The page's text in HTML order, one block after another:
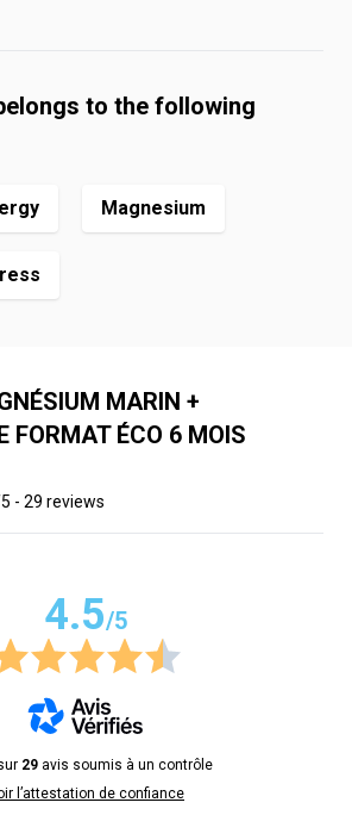
to the following
Magnesium
MARIN +
FORMAT ÉCO 6 MOIS
- 29 reviews
4.5/5
29 avis soumis à un contrôle
l’attestation de confiance